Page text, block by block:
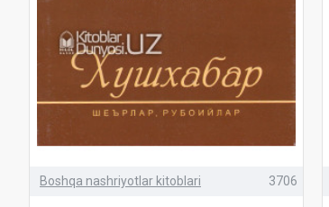
Boshqa nashriyotlar kitoblari 3706